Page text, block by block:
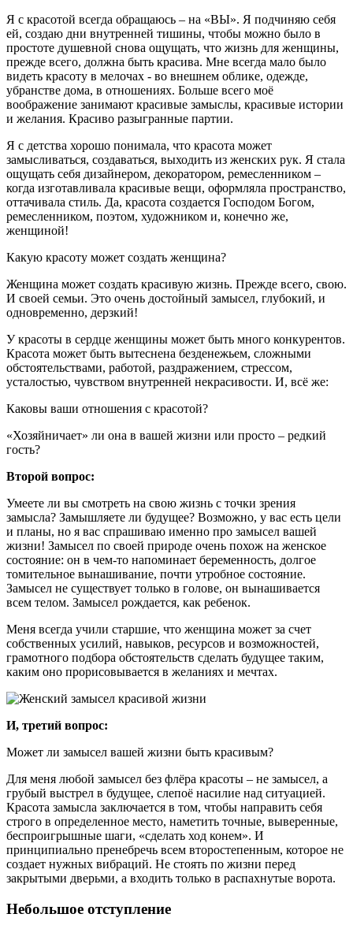
Я с красотой всегда обращаюсь – на «ВЫ». Я подчиняю себя
ей, создаю дни внутренней тишины, чтобы можно было в
простоте душевной снова ощущать, что жизнь для женщины,
прежде всего, должна быть красива. Мне всегда мало было
видеть красоту в мелочах - во внешнем облике, одежде,
убранстве дома, в отношениях. Больше всего моё
воображение занимают красивые замыслы, красивые истории
и желания. Красиво разыгранные партии.
Я с детства хорошо понимала, что красота может
замысливаться, создаваться, выходить из женских рук. Я стала
ощущать себя дизайнером, декоратором, ремесленником –
когда изготавливала красивые вещи, оформляла пространство,
оттачивала стиль. Да, красота создается Господом Богом,
ремесленником, поэтом, художником и, конечно же,
женщиной!
Какую красоту может создать женщина?
Женщина может создать красивую жизнь. Прежде всего, свою.
И своей семьи. Это очень достойный замысел, глубокий, и
одновременно, дерзкий!
У красоты в сердце женщины может быть много конкурентов.
Красота может быть вытеснена безденежьем, сложными
обстоятельствами, работой, раздражением, стрессом,
усталостью, чувством внутренней некрасивости. И, всё же:
Каковы ваши отношения с красотой?
«Хозяйничает» ли она в вашей жизни или просто – редкий
гость?
Второй вопрос:
Умеете ли вы смотреть на свою жизнь с точки зрения
замысла? Замышляете ли будущее? Возможно, у вас есть цели
и планы, но я вас спрашиваю именно про замысел вашей
жизни! Замысел по своей природе очень похож на женское
состояние: он в чем-то напоминает беременность, долгое
томительное вынашивание, почти утробное состояние.
Замысел не существует только в голове, он вынашивается
всем телом. Замысел рождается, как ребенок.
Меня всегда учили старшие, что женщина может за счет
собственных усилий, навыков, ресурсов и возможностей,
грамотного подбора обстоятельств сделать будущее таким,
каким оно прорисовывается в желаниях и мечтах.
И, третий вопрос:
Может ли замысел вашей жизни быть красивым?
Для меня любой замысел без флёра красоты – не замысел, а
грубый выстрел в будущее, слепоё насилие над ситуацией.
Красота замысла заключается в том, чтобы направить себя
строго в определенное место, наметить точные, выверенные,
беспроигрышные шаги, «сделать ход конем». И
принципиально пренебречь всем второстепенным, которое не
создает нужных вибраций. Не стоять по жизни перед
закрытыми дверьми, а входить только в распахнутые ворота.
Небольшое отступление